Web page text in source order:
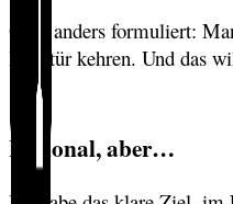
Oder anders formuliert:
Haustür kehren. Und das
Rational, aber…